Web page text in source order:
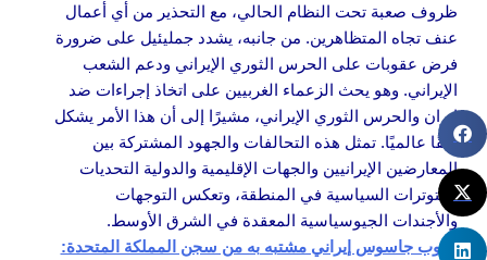
ظروف صعبة تحت النظام الحالي، مع التحذير من أي أعمال
عنف تجاه المتظاهرين. من جانبه، يشدد جمليئيل على ضرورة
فرض عقوبات على الحرس الثوري الإيراني ودعم الشعب
الإيراني. وهو يحث الزعماء الغربيين على اتخاذ إجراءات ضد
إيران والحرس الثوري الإيراني، مشيرًا إلى أن هذا الأمر يشكل
قلقًا عالميًا. تمثل هذه التحالفات والجهود المشتركة بين
المعارضين الإيرانيين والجهات الإقليمية والدولية التحديات
والتوترات السياسية في المنطقة، وتعكس التوجهات
والأجندات الجيوسياسية المعقدة في الشرق الأوسط.
هروب جاسوس إيراني مشتبه به من سجن المملكة المتحدة: